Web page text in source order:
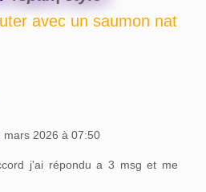
saumon naturel ? -
mars 2026 à 07:50
j'ai répondu a 3 msg et me